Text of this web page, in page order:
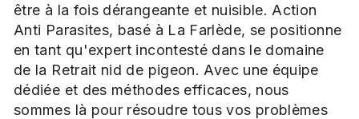
être à la fois dérangeante et nuisible. Action
Anti Parasites, basé à La Farlède, se positionne
en tant qu'expert incontesté dans le domaine
de la Retrait nid de pigeon. Avec une équipe
dédiée et des méthodes efficaces, nous
sommes là pour résoudre tous vos problèmes